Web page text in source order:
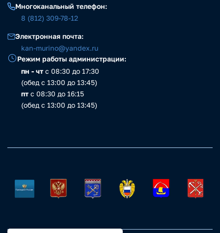
Многоканальный телефон:
8 (812) 309-78-12
Электронная почта:
kan-murino@yandex.ru
Режим работы администрации:
пн - чт с 08:30 до 17:30
(обед с 13:00 до 13:45)
пт с 08:30 до 16:15
(обед с 13:00 до 13:45)